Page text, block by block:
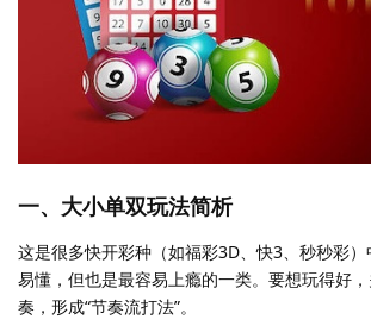
一、大小单双玩法简析
这是很多快开彩种（如福彩3D、快3、秒秒彩
易懂，但也是最容易上瘾的一类。要想玩得好
奏，形成“节奏流打法”。